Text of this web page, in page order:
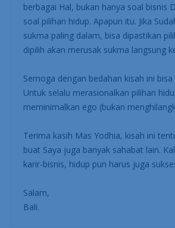
berbagai Hal, bukan hanya soal bisnis
soal pilihan hidup. Apapun itu. Jika
sukma paling dalam, bisa dipastikan
dipilih akan merusak sukma langsung
Semoga dengan bedahan kisah ini
Untuk selalu merasionalkan pilihan
meminimalkan ego (bukan
Terima kasih Mas Yodhia, kisah ini
buat Saya juga banyak sahabat lain.
karir-bisnis, hidup pun harus juga
Salam,
Bali.